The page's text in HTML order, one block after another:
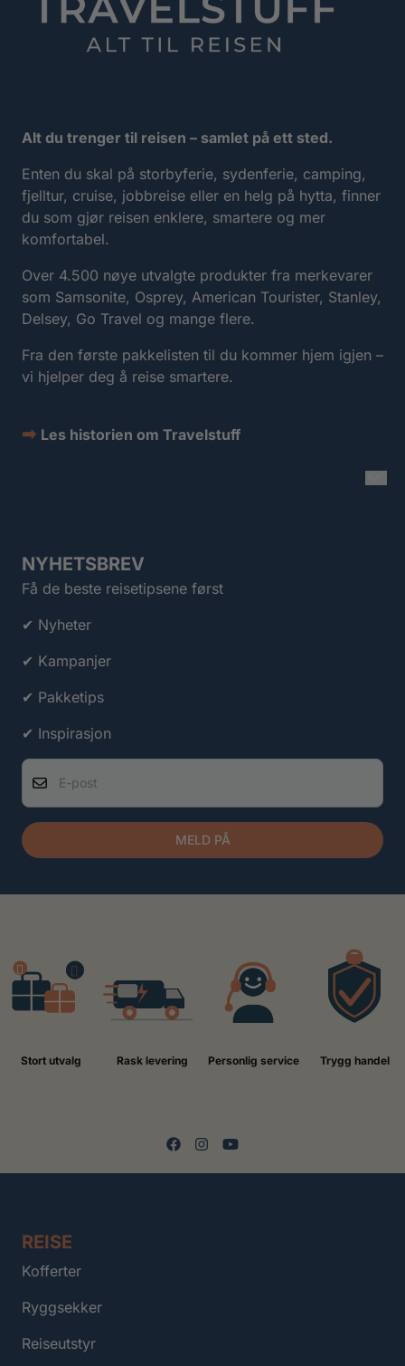
Alt du trenger til reisen – samlet på ett sted.
Enten du skal på storbyferie, sydenferie, camping,
fjelltur, cruise, jobbreise eller en helg på hytta, finner
du som gjør reisen enklere, smartere og mer
komfortabel.
Over 4.500 nøye utvalgte produkter fra merkevarer
som Samsonite, Osprey, American Tourister, Stanley,
Delsey, Go Travel og mange flere.
Fra den første pakkelisten til du kommer hjem igjen –
vi hjelper deg å reise smartere.
➡ Les historien om Travelstuff
NYHETSBREV
Få de beste reisetipsene først
✔ Nyheter
✔ Kampanjer
✔ Pakketips
✔ Inspirasjon
E-post
MELD PÅ
Stort utvalg Rask levering Personlig service Trygg handel
REISE
Kofferter
Ryggsekker
Reiseutstyr